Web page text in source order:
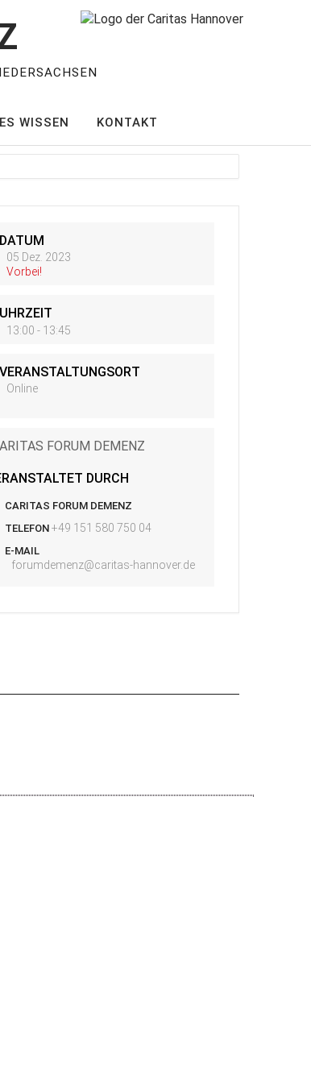
WISSEN KONTAKT
DATUM
05 Dez. 2023
Vorbei!
UHRZEIT
13:00 - 13:45
VERANSTALTUNGSORT
Online
DURCH
CARITAS FORUM DEMENZ
TELEFON +49 151 580 750 04
E-MAIL
forumdemenz@caritas-hannover.de